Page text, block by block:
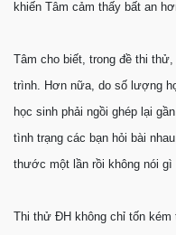
khiến Tâm cảm thấy bất an
Tâm cho biết, trong đề thi
trình. Hơn nữa, do số lượng
học sinh phải ngồi ghép lại
tình trạng các bạn hỏi bài
thước một lần rồi không nói gì
Thi thử ĐH không chỉ tốn